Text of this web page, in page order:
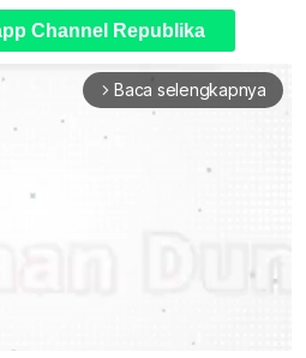
Channel Republika
arrow_forward_ios Baca selengkapnya